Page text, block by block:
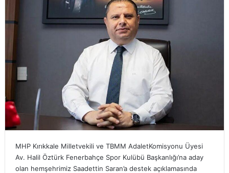
MHP Kırıkkale Milletvekili ve TBMM AdaletKomisyonu Üyesi
Av. Halil Öztürk Fenerbahçe Spor Kulübü Başkanlığı’na aday
olan hemşehrimiz Saadettin Saran’a destek açıklamasında